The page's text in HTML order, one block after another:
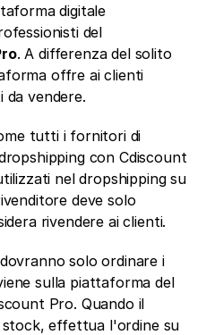
digitale
del
. A differenza del solito
offre ai clienti
vendere.
tutti i fornitori di
con Cdiscount
nel dropshipping su
deve solo
rivendere ai clienti.
solo ordinare i
sulla piattaforma del
Pro. Quando il
effettua l'ordine su